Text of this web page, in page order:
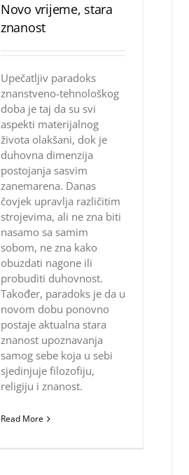
Novo vrijeme, stara
znanost
Upečatljiv paradoks
znanstveno-tehnološkog
doba je taj da su svi
aspekti materijalnog
života olakšani, dok je
duhovna dimenzija
postojanja sasvim
zanemarena. Danas
čovjek upravlja različitim
strojevima, ali ne zna biti
nasamo sa samim
sobom, ne zna kako
obuzdati nagone ili
probuditi duhovnost.
Također, paradoks je da u
novom dobu ponovno
postaje aktualna stara
znanost upoznavanja
samog sebe koja u sebi
sjedinjuje filozofiju,
religiju i znanost.
Read More